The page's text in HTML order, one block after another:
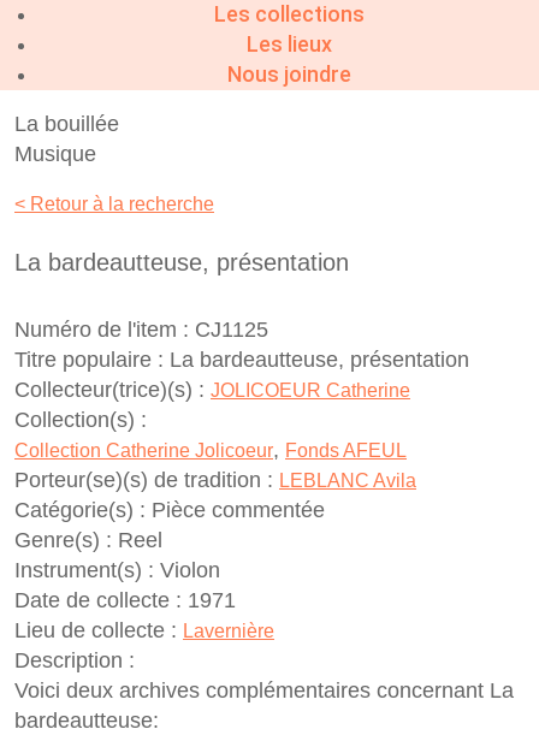
Les collections
Les lieux
Nous joindre
La bouillée
Musique
< Retour à la recherche
La bardeautteuse, présentation
Numéro de l'item : CJ1125
Titre populaire : La bardeautteuse, présentation
Collecteur(trice)(s) : JOLICOEUR Catherine
Collection(s) :
Collection Catherine Jolicoeur, Fonds AFEUL
Porteur(se)(s) de tradition : LEBLANC Avila
Catégorie(s) : Pièce commentée
Genre(s) : Reel
Instrument(s) : Violon
Date de collecte : 1971
Lieu de collecte : Lavernière
Description :
Voici deux archives complémentaires concernant La
bardeautteuse: